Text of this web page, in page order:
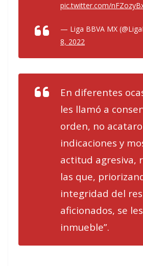
pic.twitter.com/
— Liga BBVA MX
8, 2022
En diferentes
les llamó a
orden, no
indicaciones y
actitud agresiva,
las que,
integridad del
aficionados, se
inmueble”.